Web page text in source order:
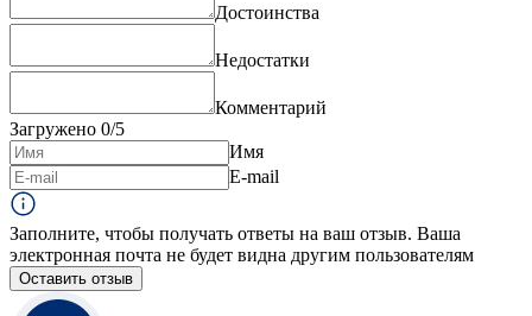
Достоинства
Недостатки
Комментарий
Загружено 0/5
Имя
E-mail
Заполните, чтобы получать ответы на ваш отзыв. Ваша
электронная почта не будет видна другим пользователям
Оставить отзыв